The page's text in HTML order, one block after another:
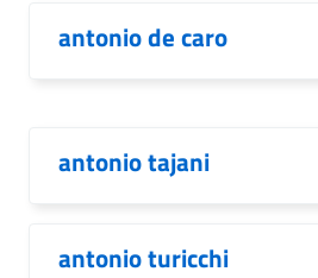
antonio de caro
antonio tajani
antonio turicchi